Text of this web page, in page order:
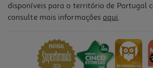
2.5
Auriculares Qilive 887217 C/micro Branco Q.1666
disponíveis para o território de Portugal
consulte mais informações aqui.